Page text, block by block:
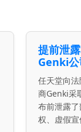
提前泄
Genki公
任天堂向
商Genki采
布前泄露
权、虚假